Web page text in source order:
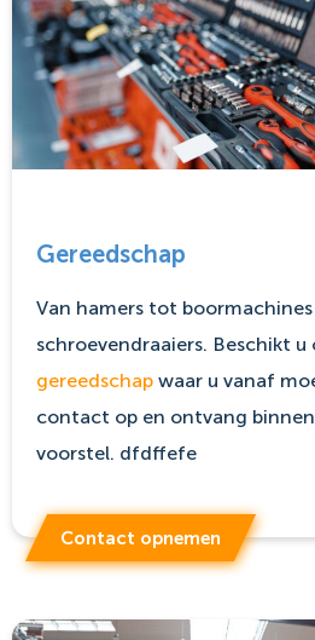
Gereedschap
Van hamers tot
schroevendraaiers. Beschikt u
gereedschap waar u vanaf
contact op en ontvang
voorstel. dfdffefe
Contact opnemen